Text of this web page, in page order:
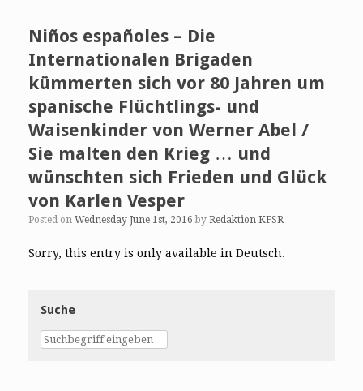
Niños españoles – Die
Internationalen Brigaden
kümmerten sich vor 80 Jahren um
spanische Flüchtlings- und
Waisenkinder von Werner Abel /
Sie malten den Krieg … und
wünschten sich Frieden und Glück
von Karlen Vesper
Posted on Wednesday June 1st, 2016 by Redaktion KFSR
Sorry, this entry is only available in Deutsch.
Suche